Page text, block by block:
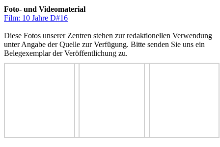
Foto- und Videomaterial
Film: 10 Jahre D#16
Diese Fotos unserer Zentren stehen zur redaktionellen Verwendung
unter Angabe der Quelle zur Verfügung. Bitte senden Sie uns ein
Belegexemplar der Veröffentlichung zu.